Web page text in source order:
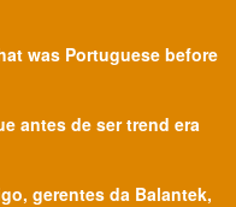
was Portuguese before
antes de ser trend era
gerentes da Balantek,